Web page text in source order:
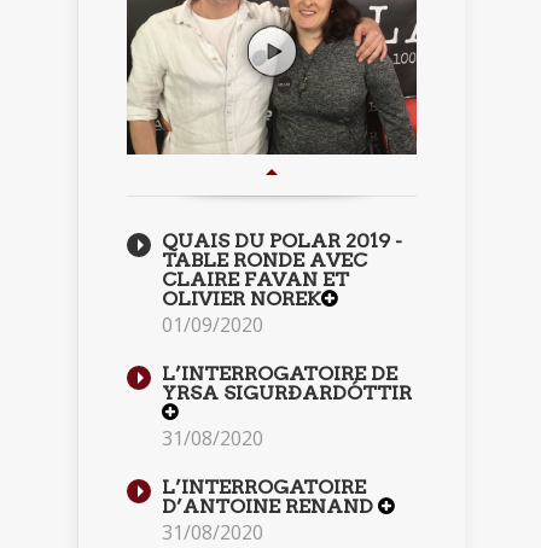
QUAIS DU POLAR 2019 -
TABLE RONDE AVEC
CLAIRE FAVAN ET
OLIVIER NOREK
01/09/2020
L’INTERROGATOIRE DE
YRSA SIGURÐARDÓTTIR
31/08/2020
L’INTERROGATOIRE
D’ANTOINE RENAND
31/08/2020